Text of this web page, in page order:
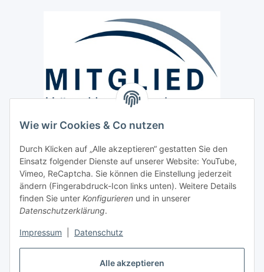
Alle akzeptieren
Wie wir Cookies & Co nutzen
Durch Klicken auf „Alle akzeptieren“ gestatten Sie den
Einsatz folgender Dienste auf unserer Website: YouTube,
Vimeo, ReCaptcha. Sie können die Einstellung jederzeit
ändern (Fingerabdruck-Icon links unten). Weitere Details
finden Sie unter Konfigurieren und in unserer
Datenschutzerklärung.
Impressum Datenschutz
Paketdienst und Spedition
Regionaler Lieferservice im Umkreis von ca. 60 Km
Sicherheit